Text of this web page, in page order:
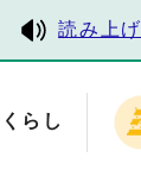
読み上げ
くらし